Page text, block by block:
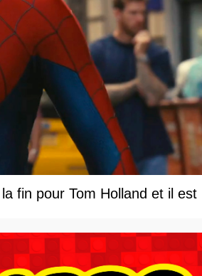
pour Tom Holland et il est le